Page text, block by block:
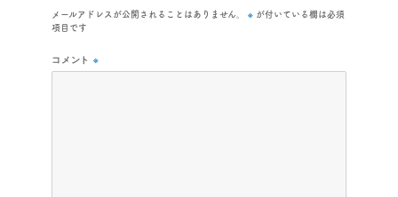
メールアドレスが公開されることはありません。 ※ が付いている欄は必須
項目です
コメント ※